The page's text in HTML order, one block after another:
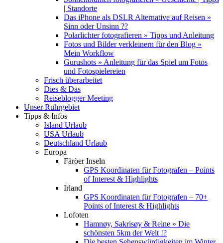
| Standorte
Das iPhone als DSLR Alternative auf Reisen »
Sinn oder Unsinn ??
Polarlichter fotografieren » Tipps und Anleitung
Fotos und Bilder verkleinern für den Blog »
Mein Workflow
Gurushots » Anleitung für das Spiel um Fotos
und Fotospielereien
Frisch überarbeitet
Dies & Das
Reiseblogger Meeting
Unser Ruhrgebiet
Tipps & Infos
Island Urlaub
USA Urlaub
Deutschland Urlaub
Europa
Färöer Inseln
GPS Koordinaten für Fotografen – Points
of Interest & Highlights
Irland
GPS Koordinaten für Fotografen – 70+
Points of Interest & Highlights
Lofoten
Hamnøy, Sakrisøy & Reine » Die
schönsten 5km der Welt !?